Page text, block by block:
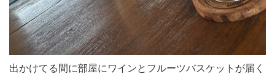
出かけてる間に部屋にワインとフルーツバスケットが届く